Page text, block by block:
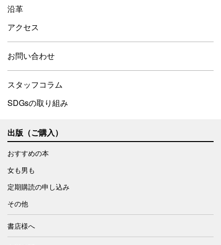
沿革
アクセス
お問い合わせ
スタッフコラム
SDGsの取り組み
出版（ご購入）
おすすめの本
女も男も
定期購読の申し込み
その他
書店様へ